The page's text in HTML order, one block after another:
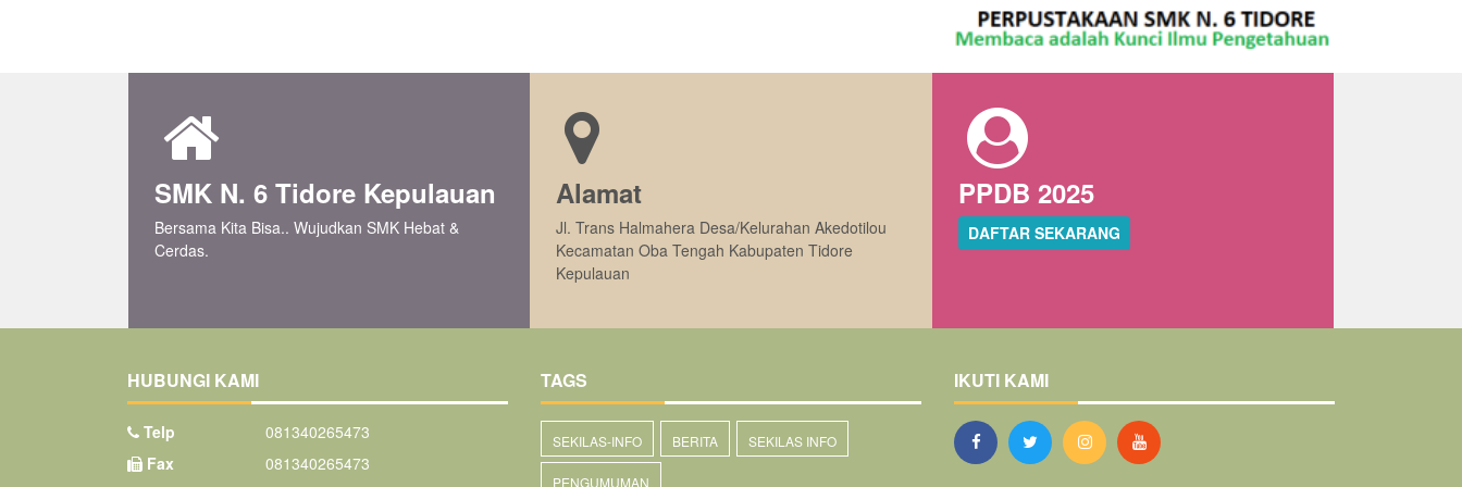
SMK N. 6 Tidore Kepulauan
Bersama Kita Bisa.. Wujudkan SMK Hebat &
Cerdas.
Alamat
Jl. Trans Halmahera Desa/Kelurahan Akedotilou
Kecamatan Oba Tengah Kabupaten Tidore
Kepulauan
PPDB 2025
DAFTAR SEKARANG
HUBUNGI KAMI
Telp
081340265473
Fax
081340265473
TAGS
SEKILAS-INFO BERITA SEKILAS INFO
PENGUMUMAN
IKUTI KAMI